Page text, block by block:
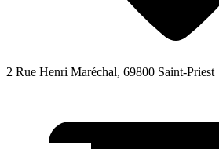
2 Rue Henri Maréchal, 69800 Saint-Priest